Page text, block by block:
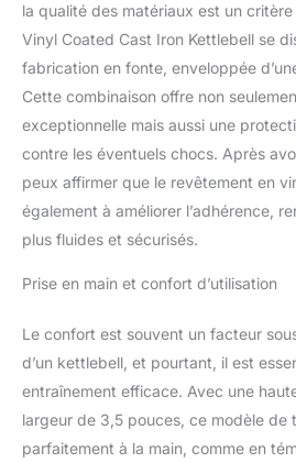
levées et les éraflures.
kg, achetez une variété pour
muscles défiés et améliorer la
puissance et l'endurance.
la qualité des matériaux est un
Vinyl Coated Cast Iron Kettlebell se
fabrication en fonte, enveloppée
Cette combinaison offre non
exceptionnelle mais aussi une
contre les éventuels chocs. Après
peux affirmer que le revêtement en
également à améliorer l’adhérence,
plus fluides et sécurisés.
Prise en main et confort d’utilisation
Le confort est souvent un facteur
d’un kettlebell, et pourtant, il est
entraînement efficace. Avec une
largeur de 3,5 pouces, ce modèle de
parfaitement à la main, comme en